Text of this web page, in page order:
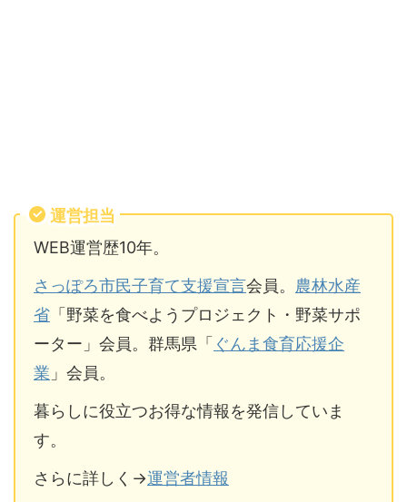
おススメ
は以下の通り。
盛付おせち 優待割引一覧
運営担当
WEB運営歴10年。
さっぽろ市民子育て支援宣言会員。 農林水産
省 「野菜を食べようプロジェクト・野菜サポ
ーター」会員。群馬県「 ぐんま食育応援企
業 」会員。
暮らしに役立つお得な情報を発信していま
す。
さらに詳しく→運営者情報